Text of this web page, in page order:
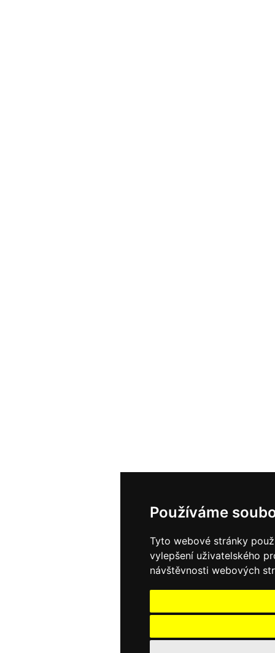
Používáme
Tyto webové stránky
vylepšení uživatelského
návštěvnosti webových